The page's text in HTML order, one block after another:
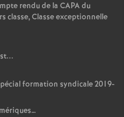
rendu de la CAPA du
classe, Classe exceptionnelle
formation syndicale 2019-